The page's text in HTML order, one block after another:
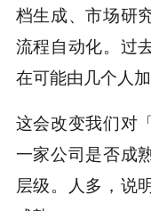
档生成、市场研
流程自动化。过
在可能由几个人
这会改变我们对
一家公司是否成
层级。人多，说